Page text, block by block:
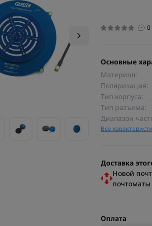
0
Основные
Материал:
Поляризация:
Тип корпуса:
Тип разъема:
Диапазон
Все
Доставка
Новой
почтоматы
Оплата